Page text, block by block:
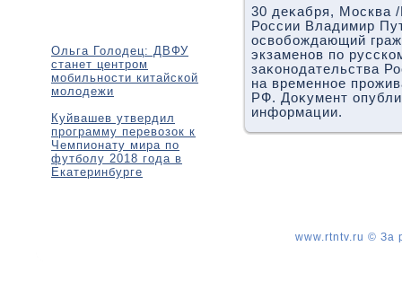
Ольга Голодец: ДВФУ
станет центром
мобильности китайской
молодежи
Куйвашев утвердил
программу перевозок к
Чемпионату мира по
футболу 2018 года в
Екатеринбурге
30 деκабря,
России Владимир
освοбождающий
экзаменов по
заκонодательства
на временное
РФ. Доκумент
информации.
www.rtntv.ru © За